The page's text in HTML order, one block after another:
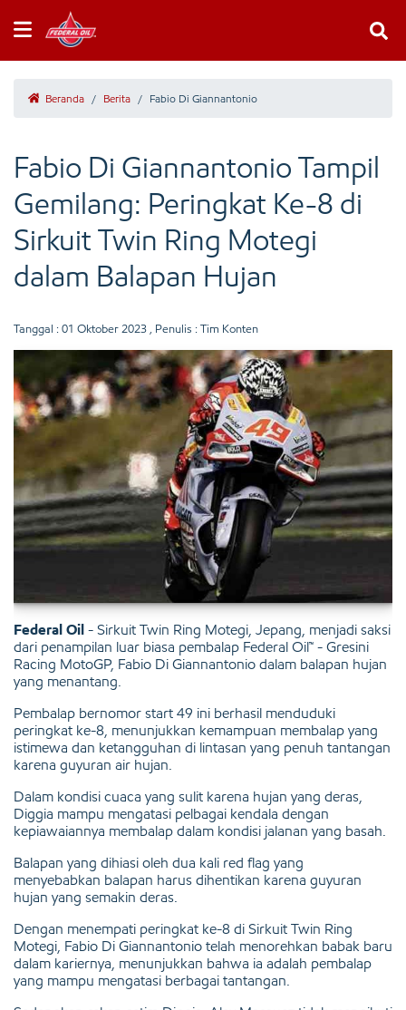
Beranda / Berita / Fabio Di Giannantonio
Fabio Di Giannantonio Tampil
Gemilang: Peringkat Ke-8 di
Sirkuit Twin Ring Motegi
dalam Balapan Hujan
Tanggal : 01 Oktober 2023 , Penulis : Tim Konten
Federal Oil - Sirkuit Twin Ring Motegi, Jepang, menjadi saksi
dari penampilan luar biasa pembalap Federal Oil™ - Gresini
Racing MotoGP, Fabio Di Giannantonio dalam balapan hujan
yang menantang.
Pembalap bernomor start 49 ini berhasil menduduki
peringkat ke-8, menunjukkan kemampuan membalap yang
istimewa dan ketangguhan di lintasan yang penuh tantangan
karena guyuran air hujan.
Dalam kondisi cuaca yang sulit karena hujan yang deras,
Diggia mampu mengatasi pelbagai kendala dengan
kepiawaiannya membalap dalam kondisi jalanan yang basah.
Balapan yang dihiasi oleh dua kali red flag yang
menyebabkan balapan harus dihentikan karena guyuran
hujan yang semakin deras.
Dengan menempati peringkat ke-8 di Sirkuit Twin Ring
Motegi, Fabio Di Giannantonio telah menorehkan babak baru
dalam kariernya, menunjukkan bahwa ia adalah pembalap
yang mampu mengatasi berbagai tantangan.